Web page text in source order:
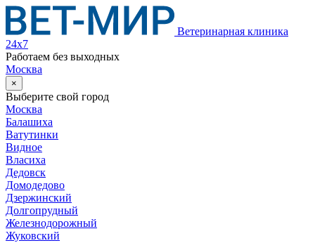
Ветеринарная клиника
24х7
Работаем без выходных
Москва
×
Выберите свой город
Москва
Балашиха
Ватутинки
Видное
Власиха
Дедовск
Домодедово
Дзержинский
Долгопрудный
Железнодорожный
Жуковский